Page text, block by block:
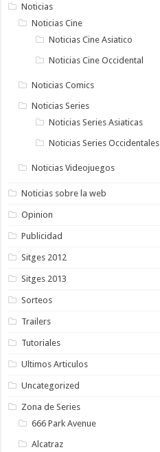
Noticias
Noticias Cine
Noticias Cine Asiatico
Noticias Cine Occidental
Noticias Comics
Noticias Series
Noticias Series Asiaticas
Noticias Series Occidentales
Noticias Videojuegos
Noticias sobre la web
Opinion
Publicidad
Sitges 2012
Sitges 2013
Sorteos
Trailers
Tutoriales
Ultimos Articulos
Uncategorized
Zona de Series
666 Park Avenue
Alcatraz